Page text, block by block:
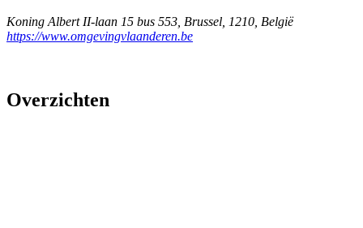
Koning Albert II-laan 15 bus 553 Brussel 1210 België
https://www.omgevingvlaanderen.be
Overzichten